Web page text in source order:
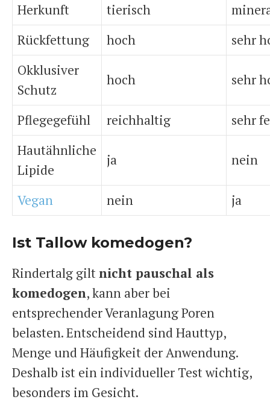
Herkunft
tierisch
Rückfettung
hoch
sehr
Okklusiver
Schutz
hoch sehr
Pflegegefühl reichhaltig
sehr
Hautähnliche
Lipide
ja nein
Vegan nein ja
Ist Tallow komedogen?
Rindertalg giltnicht pauschal als
komedogen, kann aber bei
entsprechender Veranlagung Poren
belasten. Entscheidend sind Hauttyp,
Menge und Häufigkeit der Anwendung.
Deshalb ist ein individueller Test wichtig,
besonders im Gesicht.